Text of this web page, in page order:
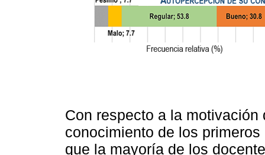
Con respecto a la
conocimiento de los
que la mayoría de los